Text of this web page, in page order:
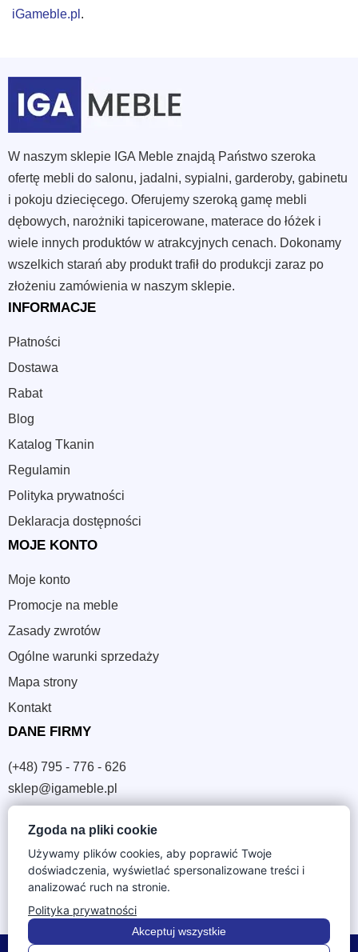
iGameble.pl .
W naszym sklepie IGA Meble znajdą Państwo szeroka
ofertę mebli do salonu, jadalni, sypialni, garderoby, gabinetu
i pokoju dziecięcego. Oferujemy szeroką gamę mebli
dębowych, narożniki tapicerowane, materace do łóżek i
wiele innych produktów w atrakcyjnych cenach. Dokonamy
wszelkich starań aby produkt trafił do produkcji zaraz po
złożeniu zamówienia w naszym sklepie.
INFORMACJE
Płatności
Dostawa
Rabat
Blog
Katalog Tkanin
Regulamin
Polityka prywatności
Deklaracja dostępności
MOJE KONTO
Moje konto
Promocje na meble
Zasady zwrotów
Ogólne warunki sprzedaży
Mapa strony
Kontakt
DANE FIRMY
(+48) 795 - 776 - 626
sklep@igameble.pl
Sandomierska 4A
37-300 Leżajsk
NIP: 794 172 09 19
REGON: 180933172
Zgoda na pliki cookie
Używamy plików cookies, aby poprawić Twoje
doświadczenia, wyświetlać spersonalizowane treści i
analizować ruch na stronie.
Polityka prywatności
Akceptuj wszystkie